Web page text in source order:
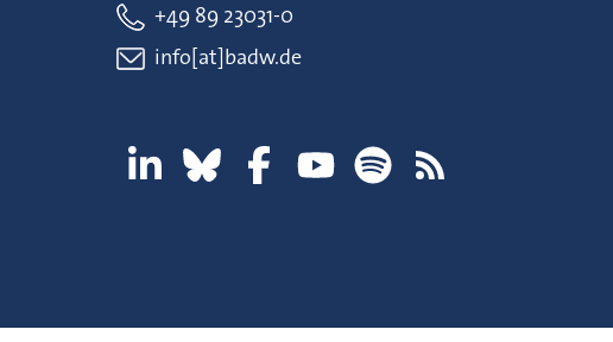
+49 89 23031-0
info[at]badw.de